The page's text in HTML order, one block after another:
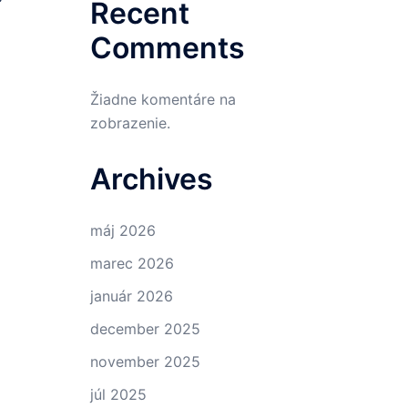
Recent
Comments
Žiadne komentáre na
zobrazenie.
Archives
máj 2026
marec 2026
január 2026
december 2025
november 2025
júl 2025